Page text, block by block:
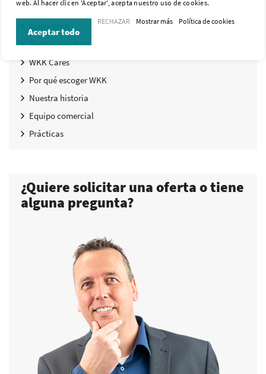
Sobre WKK
Trabajar en WKK
WKK Cares
Por qué escoger WKK
Nuestra historia
Equipo comercial
Prácticas
¿Quiere solicitar una oferta o tiene
alguna pregunta?
web. Al hacer clic en 'Aceptar', acepta nuestro uso de cookies.
Aceptar todo
RECHAZAR Mostrar más Política de cookies